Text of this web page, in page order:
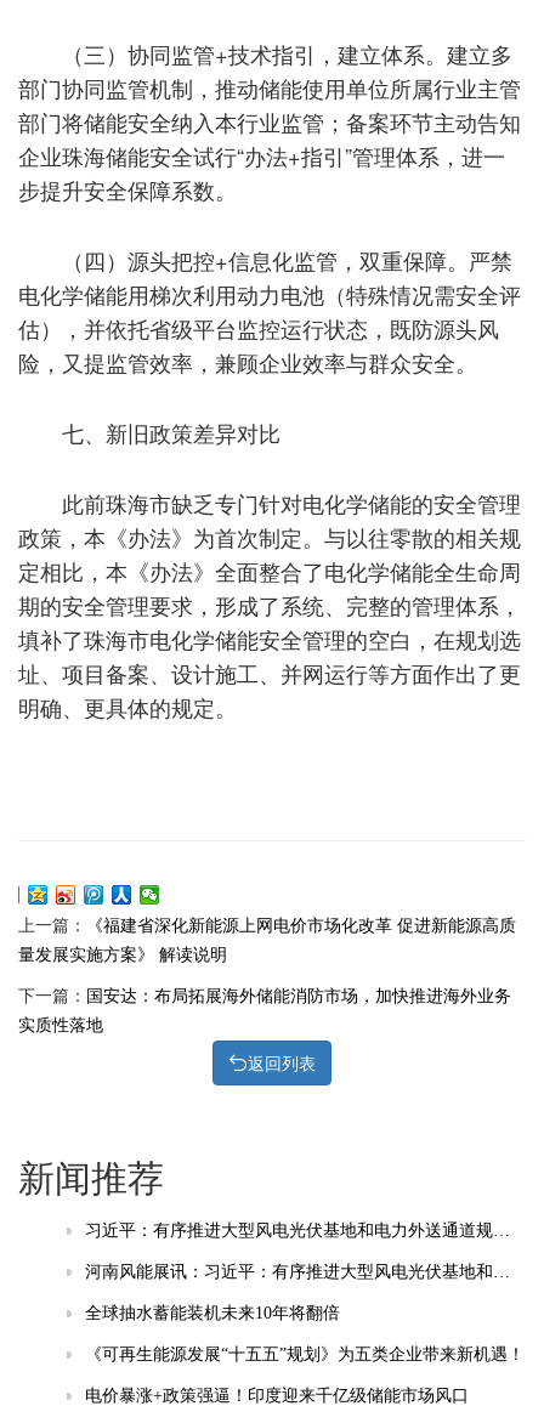
（三）协同监管+技术指引，建立体系。建立多
部门协同监管机制，推动储能使用单位所属行业主管
部门将储能安全纳入本行业监管；备案环节主动告知
企业珠海储能安全试行“办法+指引”管理体系，进一
步提升安全保障系数。
（四）源头把控+信息化监管，双重保障。严禁
电化学储能用梯次利用动力电池（特殊情况需安全评
估），并依托省级平台监控运行状态，既防源头风
险，又提监管效率，兼顾企业效率与群众安全。
七、新旧政策差异对比
此前珠海市缺乏专门针对电化学储能的安全管理
政策，本《办法》为首次制定。与以往零散的相关规
定相比，本《办法》全面整合了电化学储能全生命周
期的安全管理要求，形成了系统、完整的管理体系，
填补了珠海市电化学储能安全管理的空白，在规划选
址、项目备案、设计施工、并网运行等方面作出了更
明确、更具体的规定。
上一篇：
《福建省深化新能源上网电价市场化改革 促进新能源高质
量发展实施方案》 解读说明
下一篇： 国安达：布局拓展海外储能消防市场，加快推进海外业务
实质性落地
返回列表
新闻推荐
习近平：有序推进大型风电光伏基地和电力外送通道规划建设，加快重点行业清洁能源替代
河南风能展讯：习近平：有序推进大型风电光伏基地和电力外送通道规划建设，加快重点行业清洁能源替代
全球抽水蓄能装机未来10年将翻倍
《可再生能源发展“十五五”规划》为五类企业带来新机遇！
电价暴涨+政策强逼！印度迎来千亿级储能市场风口